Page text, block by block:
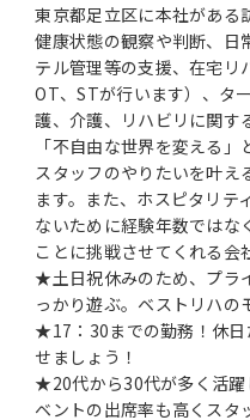
東京都足立区に本社がある
健康状態の観察や判断、日
テル管理等の支援、在宅リ
OT、STが行います）、タ
護、介護、リハビリに関す
「不自由な世界を変える」
スタッフのやりたいを叶え
ます。また、ホスピタリテ
ないために経験年数ではな
ことに挑戦させてくれる会
★土日祝休みのため、プラ
っかり遊ぶ。ベストリハの
★17：30までの勤務！休日
せましょう！
★20代から30代が多く活躍
ベントの出席率も高くスタ